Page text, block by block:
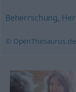
Beherrschung,
© OpenThesaurus.de